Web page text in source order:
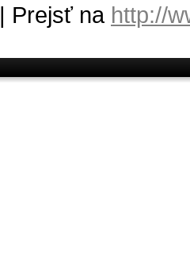
| Prejsť na http://